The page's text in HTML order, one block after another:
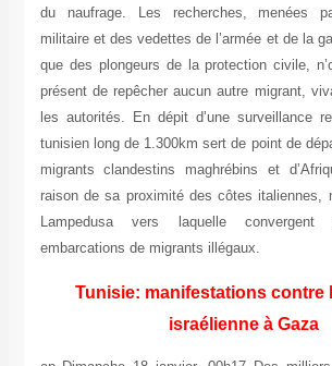
du naufrage. Les recherches, menées
militaire et des vedettes de l’armée et de la
que des plongeurs de la protection civile,
présent de repêcher aucun autre migrant,
les autorités. En dépit d’une surveillance
tunisien long de 1.300km sert de point de
migrants clandestins maghrébins et
raison de sa proximité des côtes italiennes,
Lampedusa vers laquelle
embarcations de migrants illégaux.
Tunisie: manifestations contre
israélienne à Gaza